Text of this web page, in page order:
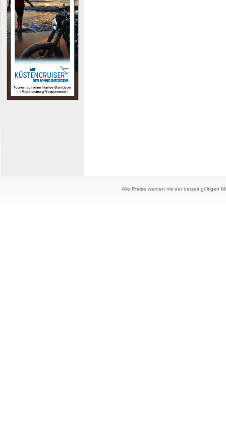
Alle Preise werden mit der derzeit gültigen